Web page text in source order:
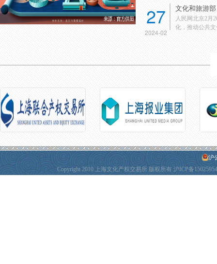
27
2024-02
文化和旅游
人民网北京2月
化，推动公共
沪
Copyright 2010 上海文化产权交易所 版权所有沪ICP备